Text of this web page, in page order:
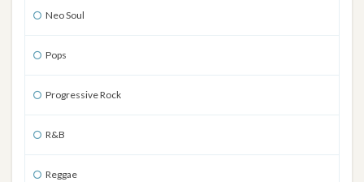
Neo Soul
Pops
Progressive Rock
R&B
Reggae